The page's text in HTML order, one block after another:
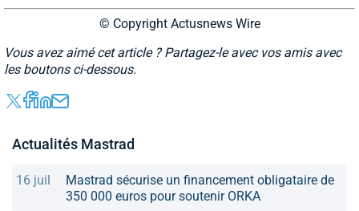
© Copyright Actusnews Wire
Vous avez aimé cet article ? Partagez-le avec vos amis avec
les boutons ci-dessous.
Actualités Mastrad
16 juil
Mastrad sécurise un financement obligataire de
350 000 euros pour soutenir ORKA